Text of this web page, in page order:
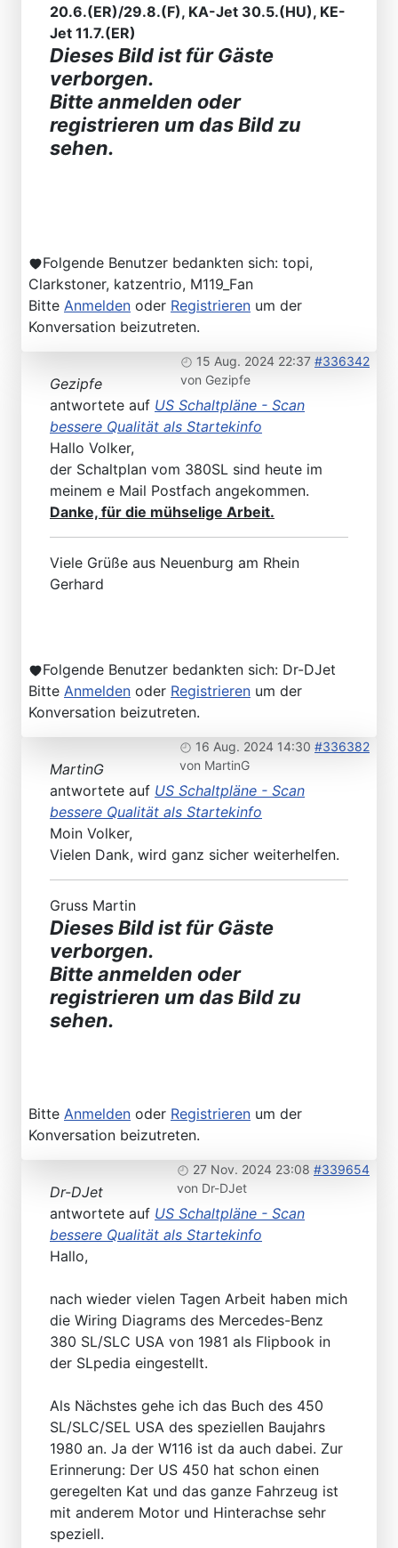
20.6.(ER)/29.8.(F), KA-Jet 30.5.(HU), KE-
Jet 11.7.(ER)
Dieses Bild ist für Gäste
verborgen.
Bitte anmelden oder
registrieren um das Bild zu
sehen.
Folgende Benutzer bedankten sich: topi,
Clarkstoner, katzentrio, M119_Fan
Bitte Anmelden oder Registrieren um der
Konversation beizutreten.
15 Aug. 2024 22:37 #336342
von Gezipfe
Gezipfe
antwortete auf US Schaltpläne - Scan
bessere Qualität als Startekinfo
Hallo Volker,
der Schaltplan vom 380SL sind heute im
meinem e Mail Postfach angekommen.
Danke, für die mühselige Arbeit.
Viele Grüße aus Neuenburg am Rhein
Gerhard
Folgende Benutzer bedankten sich: Dr-DJet
Bitte Anmelden oder Registrieren um der
Konversation beizutreten.
16 Aug. 2024 14:30 #336382
von MartinG
MartinG
antwortete auf US Schaltpläne - Scan
bessere Qualität als Startekinfo
Moin Volker,
Vielen Dank, wird ganz sicher weiterhelfen.
Gruss Martin
Dieses Bild ist für Gäste
verborgen.
Bitte anmelden oder
registrieren um das Bild zu
sehen.
Bitte Anmelden oder Registrieren um der
Konversation beizutreten.
27 Nov. 2024 23:08 #339654
von Dr-DJet
Dr-DJet
antwortete auf US Schaltpläne - Scan
bessere Qualität als Startekinfo
Hallo,
nach wieder vielen Tagen Arbeit haben mich
die Wiring Diagrams des Mercedes-Benz
380 SL/SLC USA von 1981 als Flipbook in
der SLpedia eingestellt.
Als Nächstes gehe ich das Buch des 450
SL/SLC/SEL USA des speziellen Baujahrs
1980 an. Ja der W116 ist da auch dabei. Zur
Erinnerung: Der US 450 hat schon einen
geregelten Kat und das ganze Fahrzeug ist
mit anderem Motor und Hinterachse sehr
speziell.